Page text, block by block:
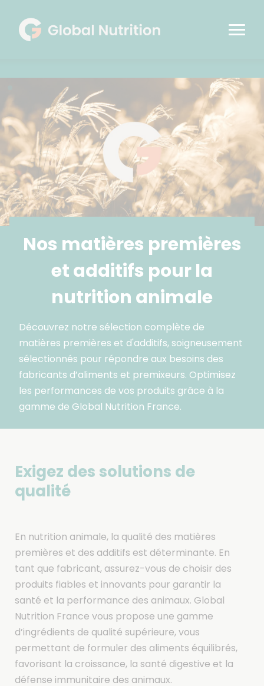
Nos matières premières
et additifs pour la
nutrition animale
Découvrez notre sélection complète de
matières premières et d'additifs, soigneusement
sélectionnés pour répondre aux besoins des
fabricants d’aliments et premixeurs. Optimisez
les performances de vos produits grâce à la
gamme de Global Nutrition France.
Exigez des solutions de
qualité
En nutrition animale, la qualité des matières
premières et des additifs est déterminante. En
tant que fabricant, assurez-vous de choisir des
produits fiables et innovants pour garantir la
santé et la performance des animaux. Global
Nutrition France vous propose une gamme
d’ingrédients de qualité supérieure, vous
permettant de formuler des aliments équilibrés,
favorisant la croissance, la santé digestive et la
défense immunitaire des animaux.